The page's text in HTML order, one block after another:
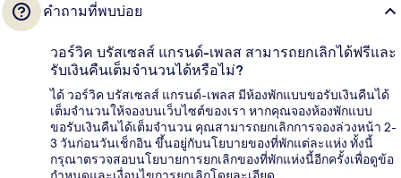
คำถามที่พบบ่อย
วอร์วิค บรัสเซลส์ แกรนด์-เพลส สามารถยกเลิกได้ฟรีและ
รับเงินคืนเต็มจำนวนได้หรือไม่?
ได้ วอร์วิค บรัสเซลส์ แกรนด์-เพลส มีห้องพักแบบขอรับเงินคืนได้
เต็มจำนวนให้จองบนเว็บไซต์ของเรา หากคุณจองห้องพักแบบ
ขอรับเงินคืนได้เต็มจำนวน คุณสามารถยกเลิกการจองล่วงหน้า 2-
3 วันก่อนวันเช็กอิน ขึ้นอยู่กับนโยบายของที่พักแต่ละแห่ง ทั้งนี้
กรุณาตรวจสอบนโยบายการยกเลิกของที่พักแห่งนี้อีกครั้งเพื่อดูข้อ